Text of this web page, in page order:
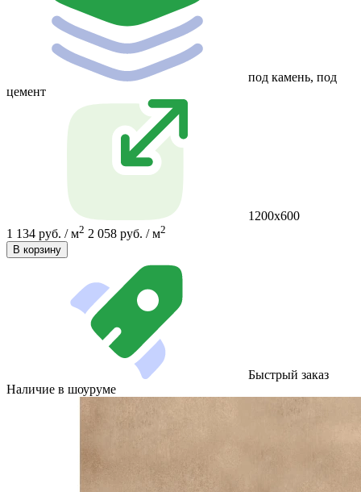
под камень, под
цемент
1200х600
1 134 руб. / м2 2 058 руб. / м2
В корзину
Быстрый заказ
Наличие в шоуруме